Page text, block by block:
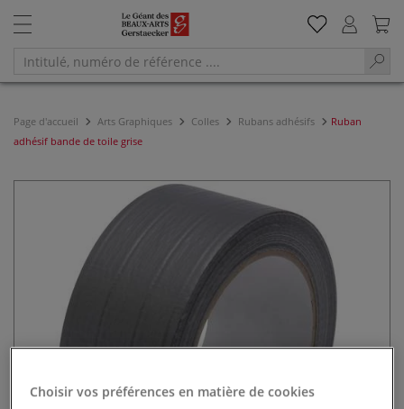
Page d'accueil Arts Graphiques Colles Rubans adhésifs
Ruban
adhésif bande de toile grise
Choisir vos préférences en matière de cookies